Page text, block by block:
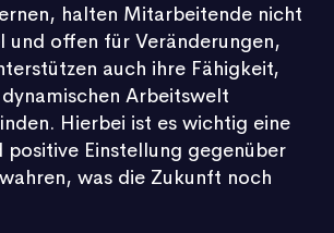
halten Mitarbeitende nicht
und offen für Veränderungen,
auch ihre Fähigkeit,
Arbeitswelt
Hierbei ist es wichtig eine
positive Einstellung gegenüber
was die Zukunft noch